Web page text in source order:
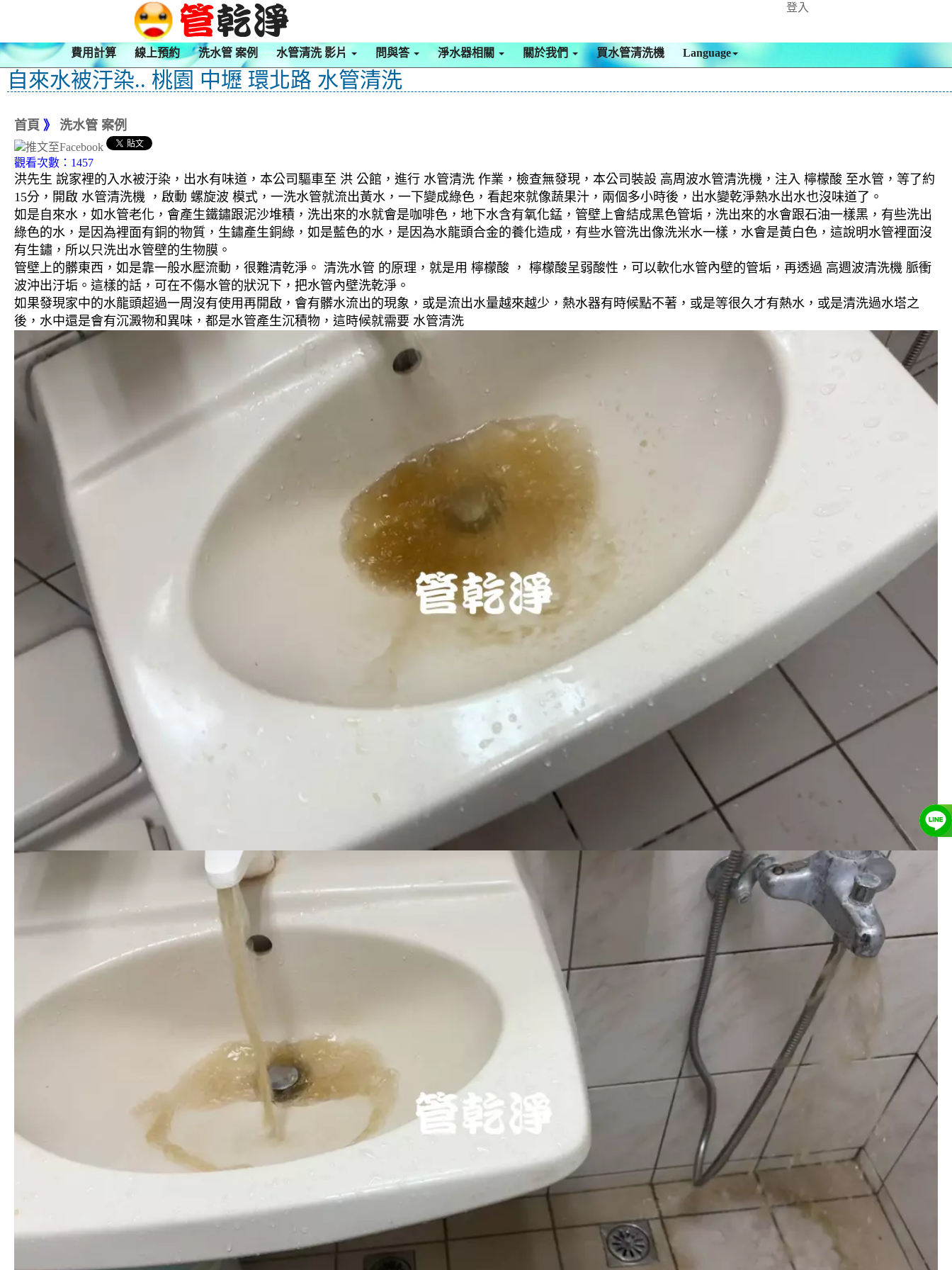
登入
費用計算 線上預約 洗水管 案例 水管清洗 影片 問與答 淨水器相關 關於我們 買水管清洗機 Language
自來水被汙染.. 桃園 中壢 環北路 水管清洗
首頁 》 洗水管 案例
觀看次數：1457
洪先生 說家裡的入水被汙染，出水有味道，本公司驅車至 洪 公館，進行 水管清洗 作業，檢查無發現，本公司裝設 高周波水管清洗機，注入 檸檬酸 至水管，等了約
15分，開啟 水管清洗機 ，啟動 螺旋波 模式，一洗水管就流出黃水，一下變成綠色，看起來就像蔬果汁，兩個多小時後，出水變乾淨熱水出水也沒味道了。
如是自來水，如水管老化，會產生鐵鏽跟泥沙堆積，洗出來的水就會是咖啡色，地下水含有氧化錳，管壁上會結成黑色管垢，洗出來的水會跟石油一樣黑，有些洗出
綠色的水，是因為裡面有銅的物質，生鏽產生銅綠，如是藍色的水，是因為水龍頭合金的養化造成，有些水管洗出像洗米水一樣，水會是黃白色，這說明水管裡面沒
有生鏽，所以只洗出水管壁的生物膜。
管壁上的髒東西，如是靠一般水壓流動，很難清乾淨。 清洗水管 的原理，就是用 檸檬酸 ， 檸檬酸呈弱酸性，可以軟化水管內壁的管垢，再透過 高週波清洗機 脈衝
波沖出汙垢。這樣的話，可在不傷水管的狀況下，把水管內壁洗乾淨。
如果發現家中的水龍頭超過一周沒有使用再開啟，會有髒水流出的現象，或是流出水量越來越少，熱水器有時候點不著，或是等很久才有熱水，或是清洗過水塔之
後，水中還是會有沉澱物和異味，都是水管產生沉積物，這時候就需要 水管清洗